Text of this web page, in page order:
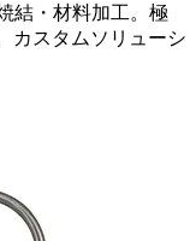
結・材料加工。極
カスタムソリューシ